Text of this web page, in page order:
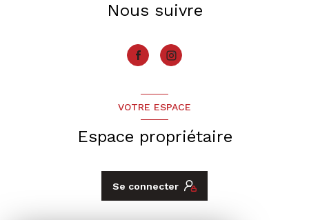
Nous suivre
VOTRE ESPACE
Espace propriétaire
Se connecter